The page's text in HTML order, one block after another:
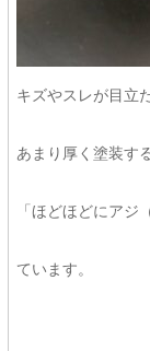
キズやスレが目立
あまり厚く塗装す
「ほどほどにアジ
ています。